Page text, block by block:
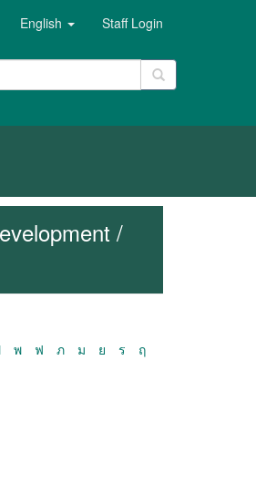
English Staff Login
/
พ ฟ ภ ม ย ร
ฤ